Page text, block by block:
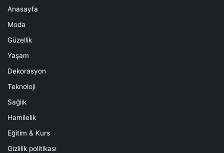
Anasayfa
Moda
Güzellik
Yaşam
Dekorasyon
Teknoloji
Sağlık
Hamilelik
Eğitim & Kurs
Gizlilik politikası